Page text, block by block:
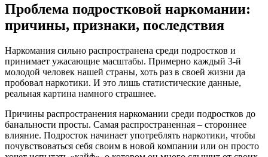
Проблема подростковой наркомании:
причины, признаки, последствия
Наркомания сильно распространена среди подростков и
принимает ужасающие масштабы. Примерно каждый 3-й
молодой человек нашей страны, хоть раз в своей жизни да
пробовал наркотики. И это лишь статистические данные,
реальная картина намного страшнее.
Причины распространения наркомании среди подростков до
банальности просты. Самая распространенная – стороннее
влияние. Подросток начинает употреблять наркотики, чтобы
почувствоваться себя своим в новой компании или он просто